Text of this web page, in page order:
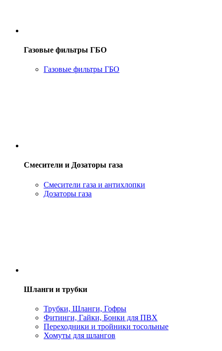
Газовые фильтры ГБО
Газовые фильтры ГБО
Смесители и Дозаторы газа
Смесители газа и антихлопки
Дозаторы газа
Шланги и трубки
Трубки, Шланги, Гофры
Фитинги, Гайки, Бонки для ПВХ
Переходники и тройники тосольные
Хомуты для шлангов